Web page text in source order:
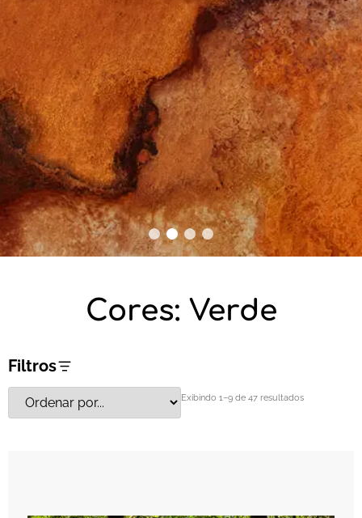
1 2 3 4
Cores: Verde
Filtros
Exibindo 1–9 de 47 resultados